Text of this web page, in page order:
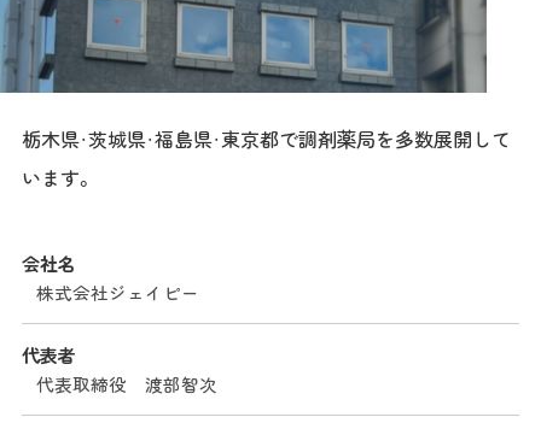
栃木県・茨城県・福島県・東京都で調剤薬局を多数展開して
います。
会社名
株式会社ジェイピー
代表者
代表取締役 渡部智次